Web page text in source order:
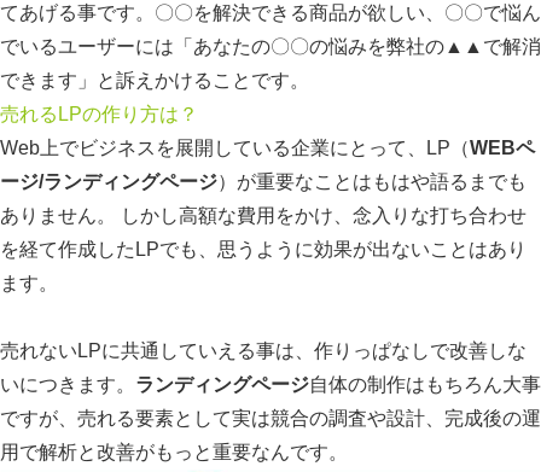
てあげる事です。〇〇を解決できる商品が欲しい、〇〇で悩ん
でいるユーザーには「あなたの〇〇の悩みを弊社の▲▲で解消
できます」と訴えかけることです。
売れるLPの作り方は？
Web上でビジネスを展開している企業にとって、LP（WEBペ
ージ/ランディングページ）が重要なことはもはや語るまでも
ありません。 しかし高額な費用をかけ、念入りな打ち合わせ
を経て作成したLPでも、思うように効果が出ないことはあり
ます。
売れないLPに共通していえる事は、作りっぱなしで改善しな
いにつきます。 ランディングページ自体の制作はもちろん大事
ですが、売れる要素として実は競合の調査や設計、完成後の運
用で解析と改善がもっと重要なんです。